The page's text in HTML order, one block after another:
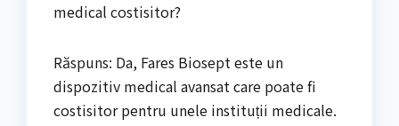
medical costisitor?
Răspuns: Da, Fares Biosept este un
dispozitiv medical avansat care poate fi
costisitor pentru unele instituții medicale.